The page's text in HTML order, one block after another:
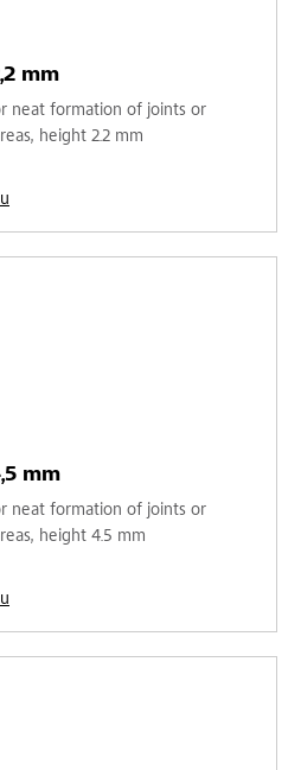
mm
neat formation of joints or
height 2.2 mm
mm
neat formation of joints or
height 4.5 mm